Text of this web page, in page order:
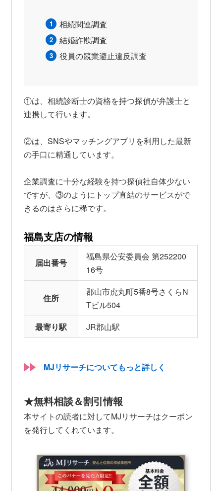
相続関連調査
結婚詐欺調査
役員の競業避止違反調査
①は、相続診断士の資格を持つ探偵が弁護士と
連携して行います。
②は、SNSやマッチングアプリを利用した最新
の手口に精通しています。
企業調査に十分な経験を持つ探偵社自体少ない
ですが、③のようにトップ直結のサービスがで
きるのはさらに稀です。
福島支店の情報
届出番号
福島県公安委員会 第252200
16号
住所
郡山市虎丸町5番8号さくらN
Tビル504
最寄り駅
JR郡山駅
MJリサーチについてもっと詳しく
★無料相談＆割引情報
本サイトの読者に対してMJリサーチはクーポン
を発行してくれています。